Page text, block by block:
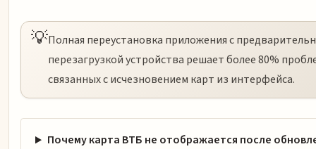
💡Полная переустановка приложения с
перезагрузкой устройства решает более 80%
связанных с исчезновением карт из интерфейса.
Почему карта ВТБ не отображается после